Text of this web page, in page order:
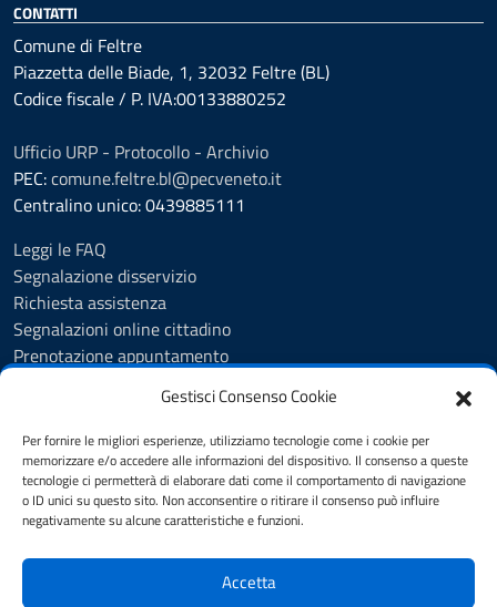
Gestisci Consenso Cookie
Per fornire le migliori esperienze, utilizziamo tecnologie come i cookie per
memorizzare e/o accedere alle informazioni del dispositivo. Il consenso a queste
tecnologie ci permetterà di elaborare dati come il comportamento di navigazione
o ID unici su questo sito. Non acconsentire o ritirare il consenso può influire
negativamente su alcune caratteristiche e funzioni.
Accetta
CONTATTI
Comune di Feltre
Piazzetta delle Biade, 1, 32032 Feltre (BL)
Codice fiscale / P. IVA:00133880252
Ufficio URP - Protocollo - Archivio
PEC:comune.feltre.bl@pecveneto.it
Centralino unico: 0439885111
Leggi le FAQ
Segnalazione disservizio
Richiesta assistenza
Segnalazioni online cittadino
Prenotazione appuntamento
Amministrazione trasparente
Informativa privacy
Cookie Policy (UE)
Dichiarazione di accessibilità